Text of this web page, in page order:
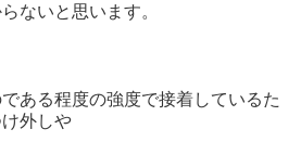
ないと思います。
ある程度の強度で接着しているた
外しや